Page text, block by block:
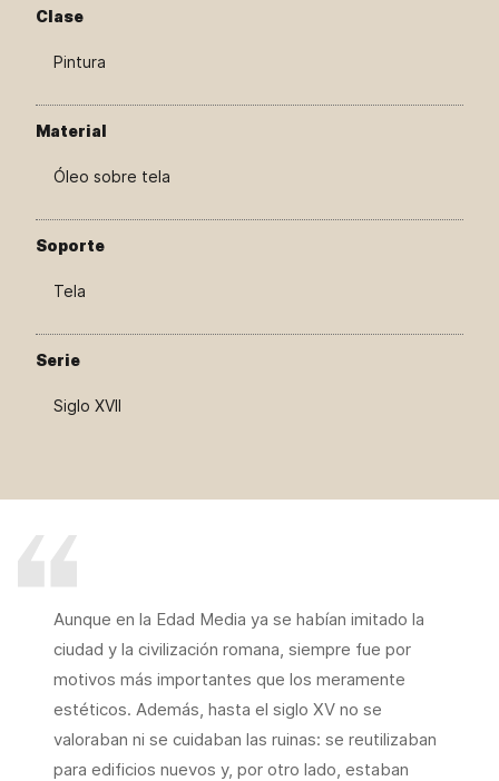
Clase
Pintura
Material
Óleo sobre tela
Soporte
Tela
Serie
Siglo XVII
Aunque en la Edad Media ya se habían imitado la
ciudad y la civilización romana, siempre fue por
motivos más importantes que los meramente
estéticos. Además, hasta el siglo XV no se
valoraban ni se cuidaban las ruinas: se reutilizaban
para edificios nuevos y, por otro lado, estaban